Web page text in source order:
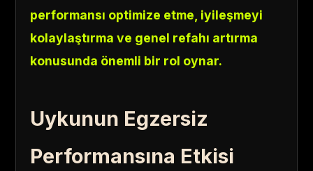
performansı optimize etme, iyileşmeyi
kolaylaştırma ve genel refahı artırma
konusunda önemli bir rol oynar.
Uykunun Egzersiz
Performansına Etkisi